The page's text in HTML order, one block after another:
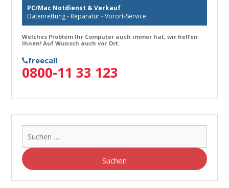
PC/Mac Notdienst & Verkauf
Datenrettung - Reparatur - Vorort-Service
Welches Problem Ihr Computer auch immer hat, wir helfen
Ihnen! Auf Wunsch auch vor Ort.
freecall
0800-11 33 123